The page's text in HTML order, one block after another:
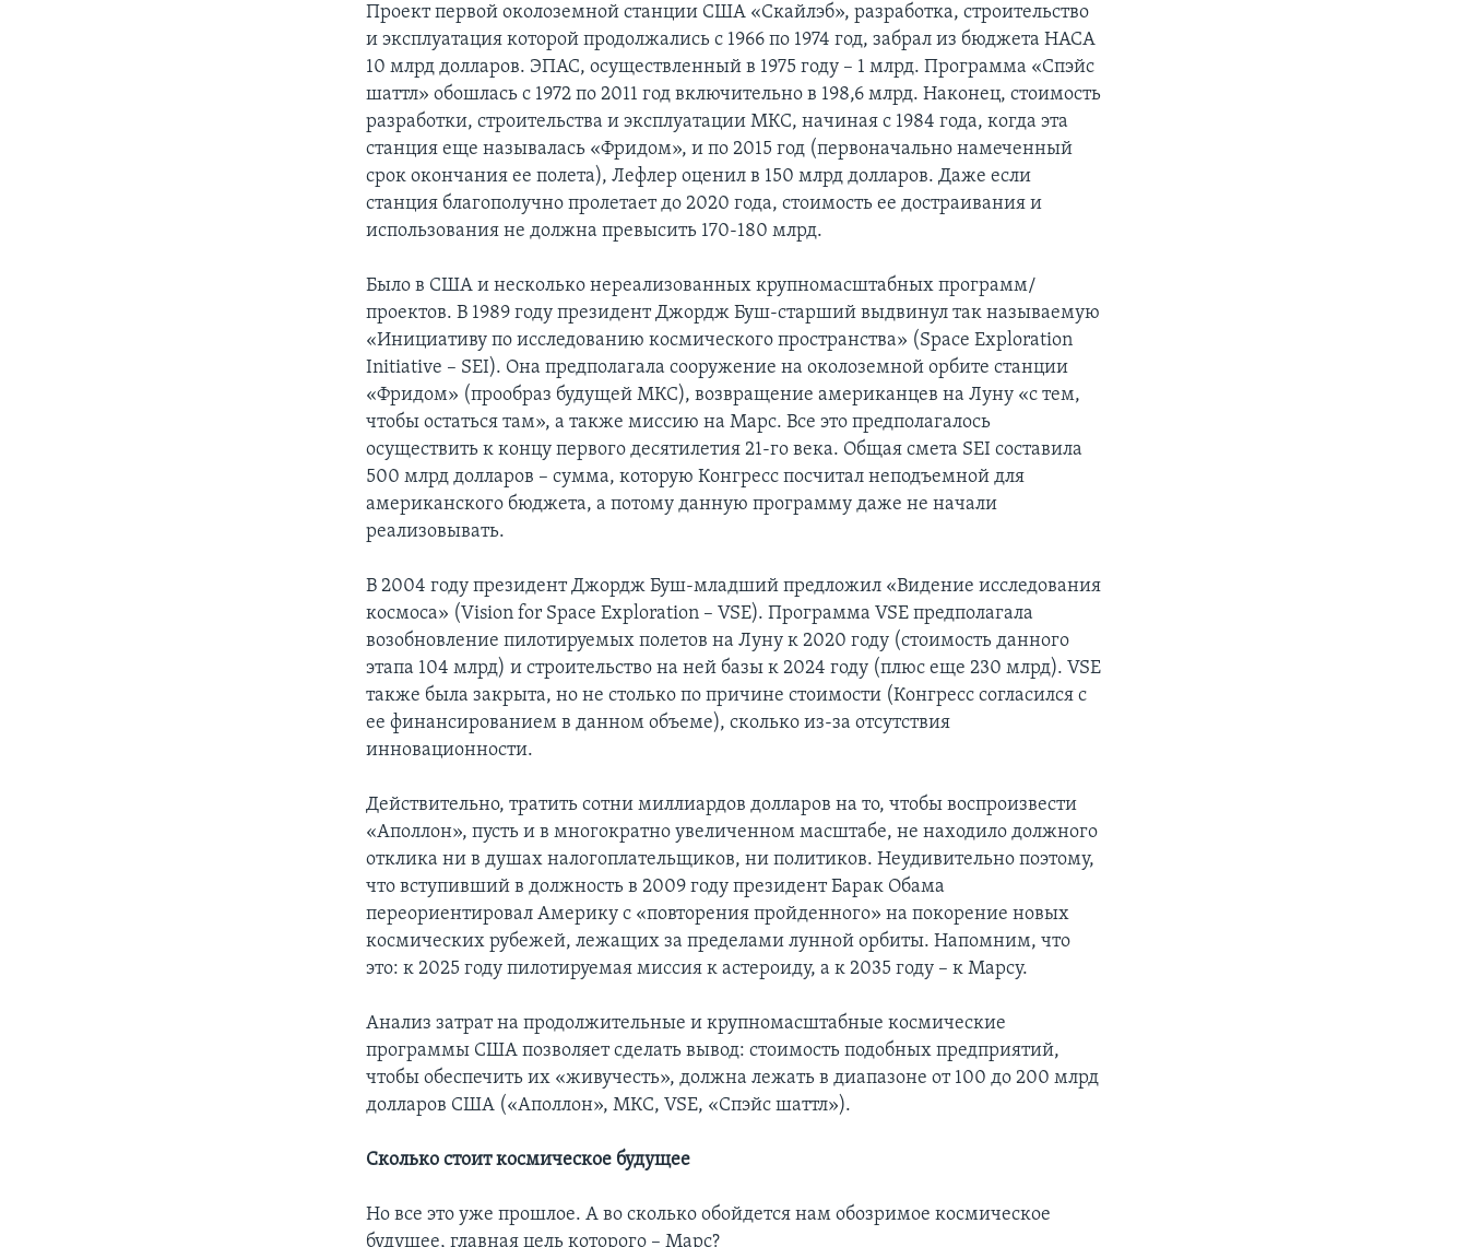
Проект первой околоземной станции США «Скайлэб», разработка, строительство
и эксплуатация которой продолжались с 1966 по 1974 год, забрал из бюджета НАСА
10 млрд долларов. ЭПАС, осуществленный в 1975 году – 1 млрд. Программа «Спэйс
шаттл» обошлась с 1972 по 2011 год включительно в 198,6 млрд. Наконец, стоимость
разработки, строительства и эксплуатации МКС, начиная с 1984 года, когда эта
станция еще называлась «Фридом», и по 2015 год (первоначально намеченный
срок окончания ее полета), Лефлер оценил в 150 млрд долларов. Даже если
станция благополучно пролетает до 2020 года, стоимость ее достраивания и
использования не должна превысить 170-180 млрд.
Было в США и несколько нереализованных крупномасштабных программ/
проектов. В 1989 году президент Джордж Буш-старший выдвинул так называемую
«Инициативу по исследованию космического пространства» (Space Exploration
Initiative – SEI). Она предполагала сооружение на околоземной орбите станции
«Фридом» (прообраз будущей МКС), возвращение американцев на Луну «с тем,
чтобы остаться там», а также миссию на Марс. Все это предполагалось
осуществить к концу первого десятилетия 21-го века. Общая смета SEI составила
500 млрд долларов – сумма, которую Конгресс посчитал неподъемной для
американского бюджета, а потому данную программу даже не начали
реализовывать.
В 2004 году президент Джордж Буш-младший предложил «Видение исследования
космоса» (Vision for Space Exploration – VSE). Программа VSE предполагала
возобновление пилотируемых полетов на Луну к 2020 году (стоимость данного
этапа 104 млрд) и строительство на ней базы к 2024 году (плюс еще 230 млрд). VSE
также была закрыта, но не столько по причине стоимости (Конгресс согласился с
ее финансированием в данном объеме), сколько из-за отсутствия
инновационности.
Действительно, тратить сотни миллиардов долларов на то, чтобы воспроизвести
«Аполлон», пусть и в многократно увеличенном масштабе, не находило должного
отклика ни в душах налогоплательщиков, ни политиков. Неудивительно поэтому,
что вступивший в должность в 2009 году президент Барак Обама
переориентировал Америку с «повторения пройденного» на покорение новых
космических рубежей, лежащих за пределами лунной орбиты. Напомним, что
это: к 2025 году пилотируемая миссия к астероиду, а к 2035 году – к Марсу.
Анализ затрат на продолжительные и крупномасштабные космические
программы США позволяет сделать вывод: стоимость подобных предприятий,
чтобы обеспечить их «живучесть», должна лежать в диапазоне от 100 до 200 млрд
долларов США («Аполлон», МКС, VSE, «Спэйс шаттл»).
Сколько стоит космическое будущее
Но все это уже прошлое. А во сколько обойдется нам обозримое космическое
будущее, главная цель которого – Марс?